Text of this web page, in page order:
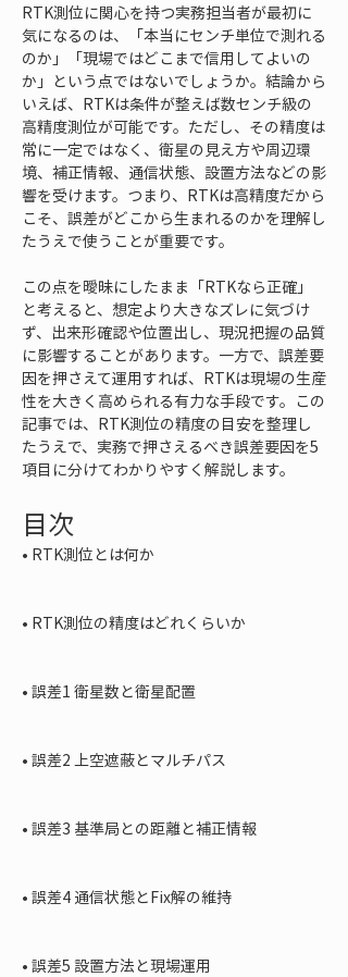
RTK測位に関心を持つ実務担当者が最初に
気になるのは、「本当にセンチ単位で測れる
のか」「現場ではどこまで信用してよいの
か」という点ではないでしょうか。結論から
いえば、RTKは条件が整えば数センチ級の
高精度測位が可能です。ただし、その精度は
常に一定ではなく、衛星の見え方や周辺環
境、補正情報、通信状態、設置方法などの影
響を受けます。つまり、RTKは高精度だから
こそ、誤差がどこから生まれるのかを理解し
たうえで使うことが重要です。
この点を曖昧にしたまま「RTKなら正確」
と考えると、想定より大きなズレに気づけ
ず、出来形確認や位置出し、現況把握の品質
に影響することがあります。一方で、誤差要
因を押さえて運用すれば、RTKは現場の生産
性を大きく高められる有力な手段です。この
記事では、RTK測位の精度の目安を整理し
たうえで、実務で押さえるべき誤差要因を5
項目に分けてわかりやすく解説します。
目次
• RTK測位とは何か
• RTK測位の精度はどれくらいか
• 誤差1 衛星数と衛星配置
• 誤差2 上空遮蔽とマルチパス
• 誤差3 基準局との距離と補正情報
• 誤差4 通信状態とFix解の維持
• 誤差5 設置方法と現場運用